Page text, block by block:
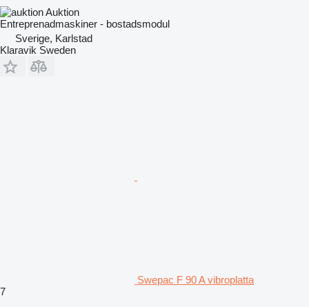
Auktion
Entreprenadmaskiner - bostadsmodul
Sverige, Karlstad
Klaravik Sweden
Swepac F 90 A vibroplatta
7